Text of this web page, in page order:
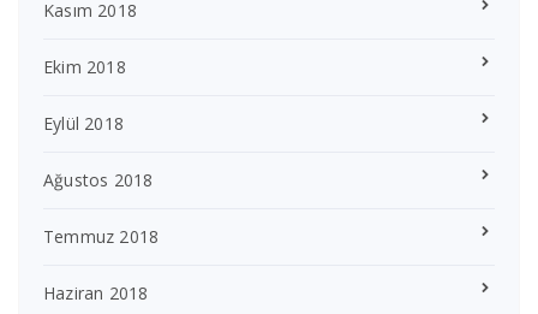
Kasım 2018
Ekim 2018
Eylül 2018
Ağustos 2018
Temmuz 2018
Haziran 2018